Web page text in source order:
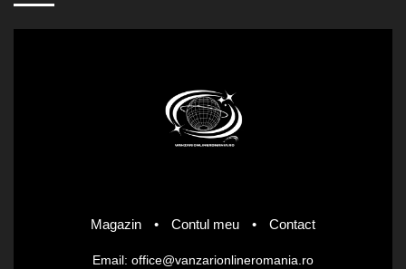
Magazin • Contul meu • Contact
Email: office@vanzarionlineromania.ro